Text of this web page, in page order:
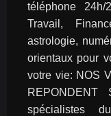
téléphone
Travail,
astrologie,
orientaux pour
votre vie: NOS
REPONDENT
spécialistes